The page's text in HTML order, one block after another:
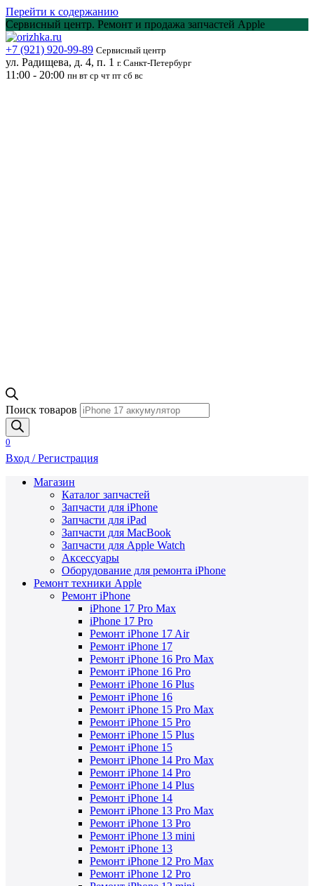
Перейти к содержанию
Сервисный центр. Ремонт и продажа запчастей Apple
+7 (921) 920-99-89 Сервисный центр
ул. Радищева, д. 4, п. 1 г. Санкт-Петербург
11:00 - 20:00 пн вт ср чт пт сб вс
Поиск товаров
0
Вход / Регистрация
Магазин
Каталог запчастей
Запчасти для iPhone
Запчасти для iPad
Запчасти для MacBook
Запчасти для Apple Watch
Аксессуары
Оборудование для ремонта iPhone
Ремонт техники Apple
Ремонт iPhone
iPhone 17 Pro Max
iPhone 17 Pro
Ремонт iPhone 17 Air
Ремонт iPhone 17
Ремонт iPhone 16 Pro Max
Ремонт iPhone 16 Pro
Ремонт iPhone 16 Plus
Ремонт iPhone 16
Ремонт iPhone 15 Pro Max
Ремонт iPhone 15 Pro
Ремонт iPhone 15 Plus
Ремонт iPhone 15
Ремонт iPhone 14 Pro Max
Ремонт iPhone 14 Pro
Ремонт iPhone 14 Plus
Ремонт iPhone 14
Ремонт iPhone 13 Pro Max
Ремонт iPhone 13 Pro
Ремонт iPhone 13 mini
Ремонт iPhone 13
Ремонт iPhone 12 Pro Max
Ремонт iPhone 12 Pro